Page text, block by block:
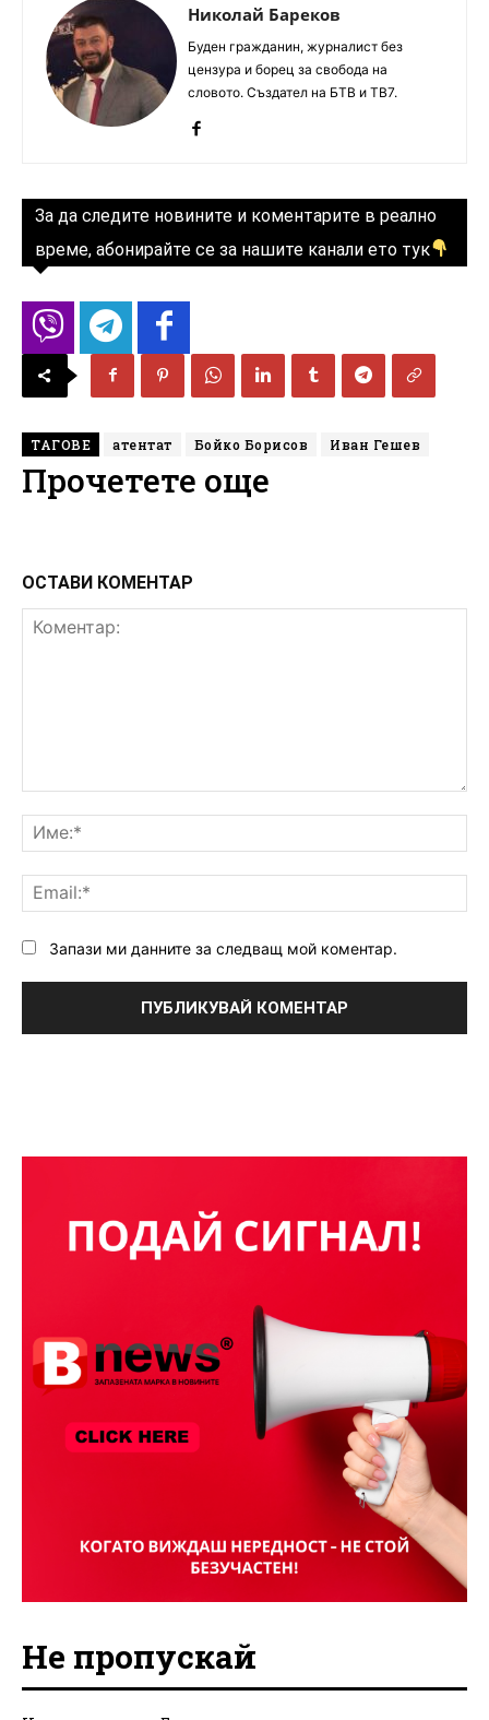
Николай Бареков
Буден гражданин, журналист без
цензура и борец за свобода на
словото. Създател на БТВ и ТВ7.
За да следите новините и коментарите в реално
време, абонирайте се за нашите канали ето тук
ТАГОВЕ атентат Бойко Борисов Иван Гешев
Прочетете още
ОСТАВИ КОМЕНТАР
Запази ми данните за следващ мой коментар.
Не пропускай